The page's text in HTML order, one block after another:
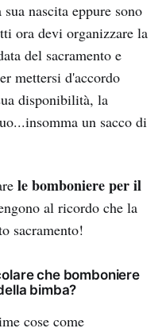
nascita eppure sono
ora devi organizzare la
del sacramento e
mettersi d'accordo
disponibilità, la
un sacco di
le bomboniere per il
al ricordo che la
sacramento!
che bomboniere
bimba?
cose come